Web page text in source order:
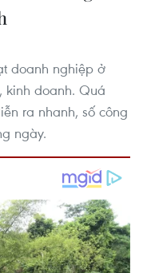
doanh nghiệp ở
doanh. Quá
ra nhanh, số công
ngày.